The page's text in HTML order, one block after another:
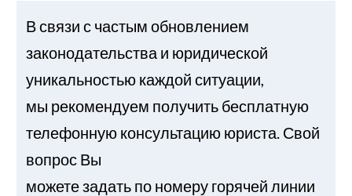
В связи с частым обновлением
законодательства и юридической
уникальностью каждой ситуации,
мы рекомендуем получить бесплатную
телефонную консультацию юриста. Свой
вопрос Вы
можете задать по номеру горячей линии